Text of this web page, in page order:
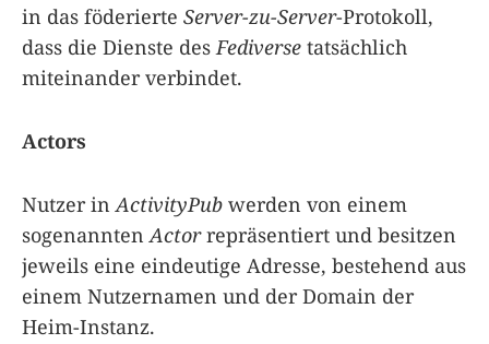
in das föderierte Server-zu-Server-Protokoll,
dass die Dienste des Fediverse tatsächlich
miteinander verbindet.
Actors
Nutzer in ActivityPub werden von einem
sogenannten Actorrepräsentiert und besitzen
jeweils eine eindeutige Adresse, bestehend aus
einem Nutzernamen und der Domain der
Heim-Instanz.